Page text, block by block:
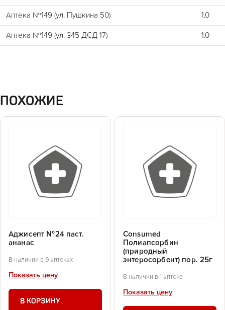
Аптека №149 (ул. Пушкина 50) 1.0
Аптека №149 (ул. 345 ДСД 17) 1.0
ПОХОЖИЕ
Аджисепт №24 паст.
ананас
В наличии в 9 аптеках
Показать цену
В КОРЗИНУ
Consumed
Полиапсорбин
(природный
энтеросорбент) пор. 25г
В наличии в 1 аптеке
Показать цену